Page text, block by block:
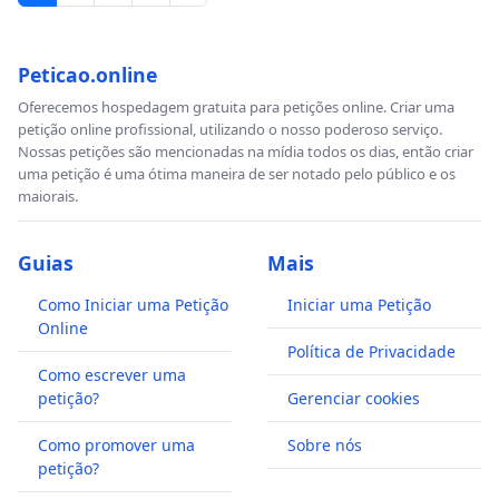
O fato é que os aposentados e pensionistas, em
grande parte, já estão em idade avançada e não
podem esperar por anos da justiça comum avaliar
os milhares de ações judiciais. Já são centenas de
suicídios, AVCs e infartos relacionados a situação
beneficiários grande revolta, triste, insatisfação e
contrariedade.
Muitas famílias cuidam de seus idosos
aposentados e pensionistas que já estão
debilitados pela idade avançada ou por doenças
incapacitantes e no momento em que a vida fica
Peticao.online
Oferecemos hospedagem gratuita para petições online. Criar uma
petição online profissional, utilizando o nosso poderoso serviço.
Nossas petições são mencionadas na mídia todos os dias, então criar
uma petição é uma ótima maneira de ser notado pelo público e os
maiorais.
Guias
Como Iniciar uma Petição
Online
Como escrever uma
petição?
Como promover uma
petição?
Mais
Iniciar uma Petição
Política de Privacidade
Gerenciar cookies
Sobre nós